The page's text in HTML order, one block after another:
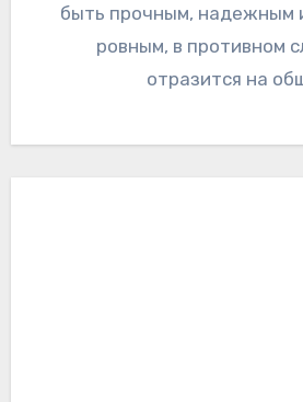
быть прочным, надежным
ровным, в противном
отразится на